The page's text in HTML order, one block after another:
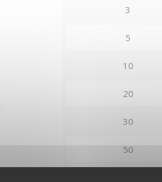
3
5
10
20
30
50